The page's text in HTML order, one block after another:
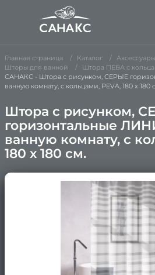
Главная страница Каталог
Шторы для ванной
Штора ПЕВА с
САНАКС - Штора с рисунком, СЕРЫЕ
ванную комнату, с кольцами, PEVA, 180 х 180
Штора с рисунком,
горизонтальные
ванную комнату, с
180 х 180 см.